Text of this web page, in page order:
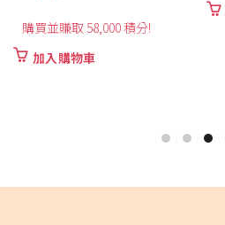
購買並賺取 58,000 積分!
加入購物車